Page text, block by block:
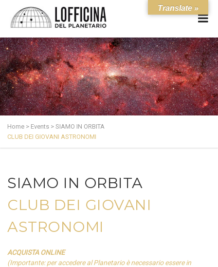
Home > Events > SIAMO IN ORBITA
CLUB DEI GIOVANI ASTRONOMI
SIAMO IN ORBITA
CLUB DEI GIOVANI
ASTRONOMI
ACQUISTA ONLINE
(Importante: per accedere al Planetario è necessario essere in
Translate »